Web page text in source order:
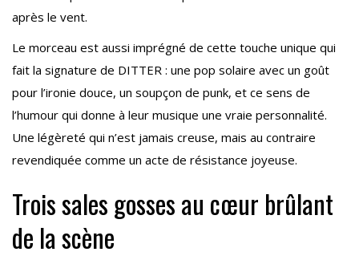
après le vent.
Le morceau est aussi imprégné de cette touche unique qui
fait la signature de DITTER : une pop solaire avec un goût
pour l’ironie douce, un soupçon de punk, et ce sens de
l’humour qui donne à leur musique une vraie personnalité.
Une légèreté qui n’est jamais creuse, mais au contraire
revendiquée comme un acte de résistance joyeuse.
Trois sales gosses au cœur brûlant
de la scène